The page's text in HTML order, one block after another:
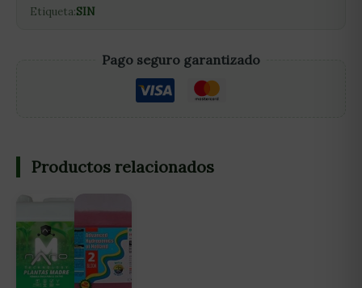
Etiqueta:SIN
Pago seguro garantizado
Productos relacionados